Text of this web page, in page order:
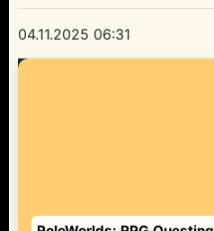
04.11.2025 06:31